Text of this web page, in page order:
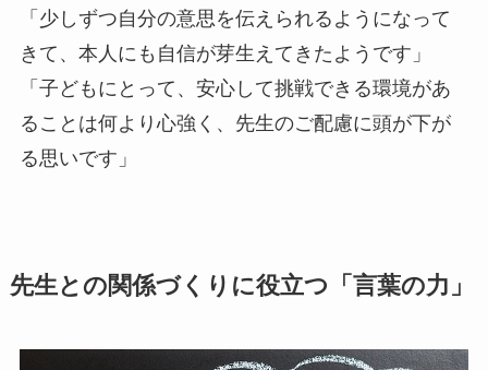
「少しずつ自分の意思を伝えられるようになって
きて、本人にも自信が芽生えてきたようです」
「子どもにとって、安心して挑戦できる環境があ
ることは何より心強く、先生のご配慮に頭が下が
る思いです」
先生との関係づくりに役立つ「言葉の力」